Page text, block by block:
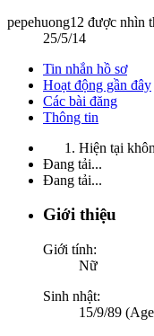
pepehuong12 được nhìn
25/5/14
Tin nhắn hồ sơ
Hoạt động gần đây
Các bài đăng
Thông tin
Hiện tại
Đang tải...
Đang tải...
Giới thiệu
Giới tính:
Nữ
Sinh nhật:
15/9/89